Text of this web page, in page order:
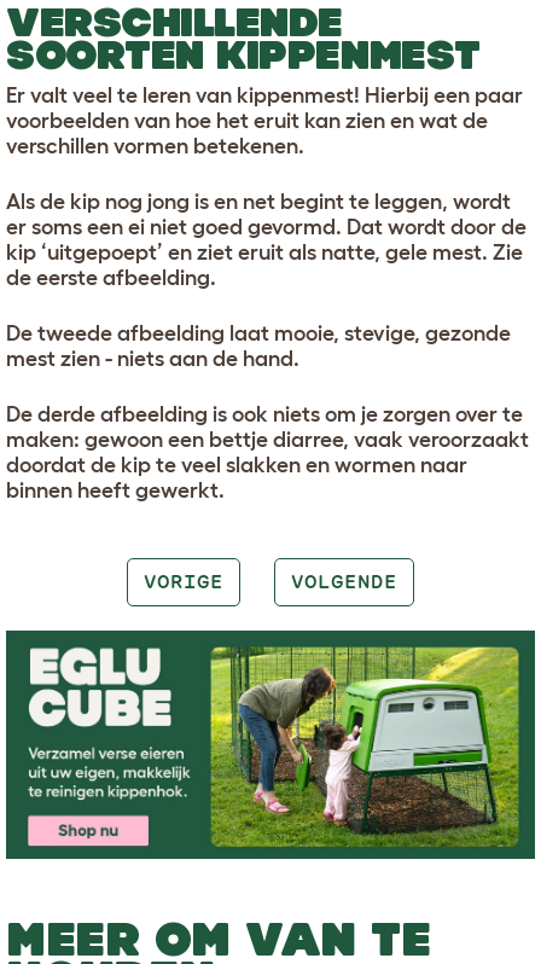
VERSCHILLENDE
SOORTEN KIPPENMEST
Er valt veel te leren van kippenmest! Hierbij een paar
voorbeelden van hoe het eruit kan zien en wat de
verschillen vormen betekenen.
Als de kip nog jong is en net begint te leggen, wordt
er soms een ei niet goed gevormd. Dat wordt door de
kip ‘uitgepoept’ en ziet eruit als natte, gele mest. Zie
de eerste afbeelding.
De tweede afbeelding laat mooie, stevige, gezonde
mest zien - niets aan de hand.
De derde afbeelding is ook niets om je zorgen over te
maken: gewoon een bettje diarree, vaak veroorzaakt
doordat de kip te veel slakken en wormen naar
binnen heeft gewerkt.
VORIGE VOLGENDE
MEER OM VAN TE